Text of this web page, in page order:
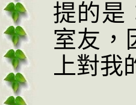
提的是
室友，
上對我